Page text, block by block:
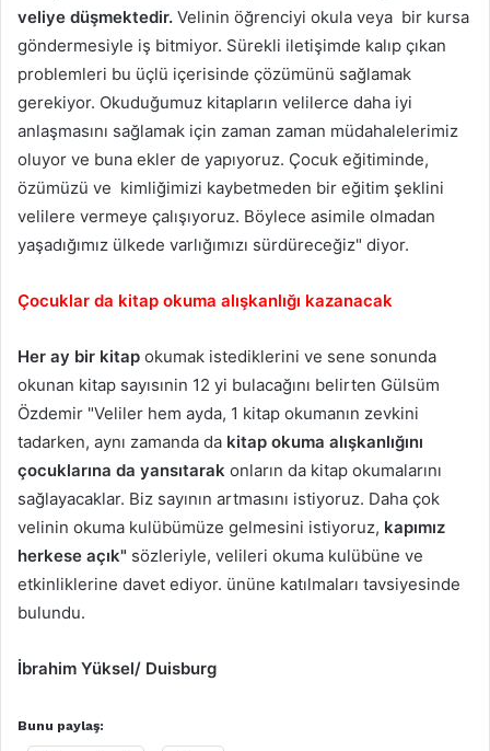
veliye düşmektedir. Velinin öğrenciyi okula veya bir kursa
göndermesiyle iş bitmiyor. Sürekli iletişimde kalıp çıkan
problemleri bu üçlü içerisinde çözümünü sağlamak
gerekiyor. Okuduğumuz kitapların velilerce daha iyi
anlaşmasını sağlamak için zaman zaman müdahalelerimiz
oluyor ve buna ekler de yapıyoruz. Çocuk eğitiminde,
özümüzü ve kimliğimizi kaybetmeden bir eğitim şeklini
velilere vermeye çalışıyoruz. Böylece asimile olmadan
yaşadığımız ülkede varlığımızı sürdüreceğiz" diyor.
Çocuklar da kitap okuma alışkanlığı kazanacak
Her ay bir kitap okumak istediklerini ve sene sonunda
okunan kitap sayısınin 12 yi bulacağını belirten Gülsüm
Özdemir "Veliler hem ayda, 1 kitap okumanın zevkini
tadarken, aynı zamanda da kitap okuma alışkanlığını
çocuklarına da yansıtarak onların da kitap okumalarını
sağlayacaklar. Biz sayının artmasını istiyoruz. Daha çok
velinin okuma kulübümüze gelmesini istiyoruz, kapımız
herkese açık" sözleriyle, velileri okuma kulübüne ve
etkinliklerine davet ediyor. ününe katılmaları tavsiyesinde
bulundu.
İbrahim Yüksel/ Duisburg
Bunu paylaş: